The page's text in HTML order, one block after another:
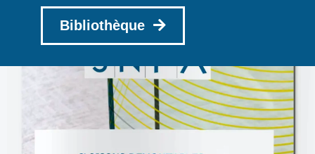
Bibliothèque